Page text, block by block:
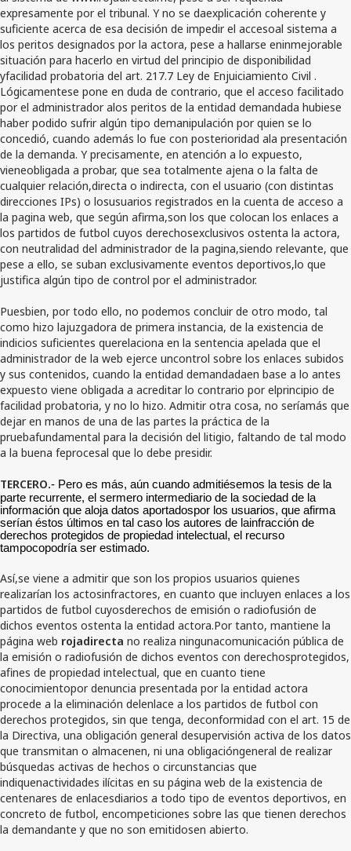
expresamente por el tribunal. Y no se daexplicación coherente y
suficiente acerca de esa decisión de impedir el accesoal sistema a
los peritos designados por la actora, pese a hallarse eninmejorable
situación para hacerlo en virtud del principio de disponibilidad
yfacilidad probatoria del art. 217.7 Ley de Enjuiciamiento Civil .
Lógicamentese pone en duda de contrario, que el acceso facilitado
por el administrador alos peritos de la entidad demandada hubiese
haber podido sufrir algún tipo demanipulación por quien se lo
concedió, cuando además lo fue con posterioridad ala presentación
de la demanda. Y precisamente, en atención a lo expuesto,
vieneobligada a probar, que sea totalmente ajena o la falta de
cualquier relación,directa o indirecta, con el usuario (con distintas
direcciones IPs) o losusuarios registrados en la cuenta de acceso a
la pagina web, que según afirma,son los que colocan los enlaces a
los partidos de futbol cuyos derechosexclusivos ostenta la actora,
con neutralidad del administrador de la pagina,siendo relevante, que
pese a ello, se suban exclusivamente eventos deportivos,lo que
justifica algún tipo de control por el administrador.
Puesbien, por todo ello, no podemos concluir de otro modo, tal
como hizo lajuzgadora de primera instancia, de la existencia de
indicios suficientes querelaciona en la sentencia apelada que el
administrador de la web ejerce uncontrol sobre los enlaces subidos
y sus contenidos, cuando la entidad demandadaen base a lo antes
expuesto viene obligada a acreditar lo contrario por elprincipio de
facilidad probatoria, y no lo hizo. Admitir otra cosa, no seríamás que
dejar en manos de una de las partes la práctica de la
pruebafundamental para la decisión del litigio, faltando de tal modo
a la buena feprocesal que lo debe presidir.
TERCERO.- Pero es más, aún cuando admitiésemos la tesis de la
parte recurrente, el sermero intermediario de la sociedad de la
información que aloja datos aportadospor los usuarios, que afirma
serían éstos últimos en tal caso los autores de lainfracción de
derechos protegidos de propiedad intelectual, el recurso
tampocopodría ser estimado.
Así,se viene a admitir que son los propios usuarios quienes
realizarían los actosinfractores, en cuanto que incluyen enlaces a los
partidos de futbol cuyosderechos de emisión o radiofusión de
dichos eventos ostenta la entidad actora.Por tanto, mantiene la
página web rojadirecta no realiza ningunacomunicación pública de
la emisión o radiofusión de dichos eventos con derechosprotegidos,
afines de propiedad intelectual, que en cuanto tiene
conocimientopor denuncia presentada por la entidad actora
procede a la eliminación delenlace a los partidos de futbol con
derechos protegidos, sin que tenga, deconformidad con el art. 15 de
la Directiva, una obligación general desupervisión activa de los datos
que transmitan o almacenen, ni una obligacióngeneral de realizar
búsquedas activas de hechos o circunstancias que
indiquenactividades ilícitas en su página web de la existencia de
centenares de enlacesdiarios a todo tipo de eventos deportivos, en
concreto de futbol, encompeticiones sobre las que tienen derechos
la demandante y que no son emitidosen abierto.